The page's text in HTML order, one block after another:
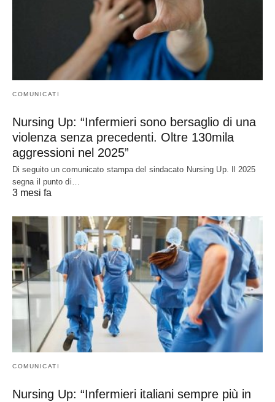
COMUNICATI
Nursing Up: “Infermieri sono bersaglio di una
violenza senza precedenti. Oltre 130mila
aggressioni nel 2025”
Di seguito un comunicato stampa del sindacato Nursing Up. Il 2025
segna il punto di…
3 mesi fa
COMUNICATI
Nursing Up: “Infermieri italiani sempre più in